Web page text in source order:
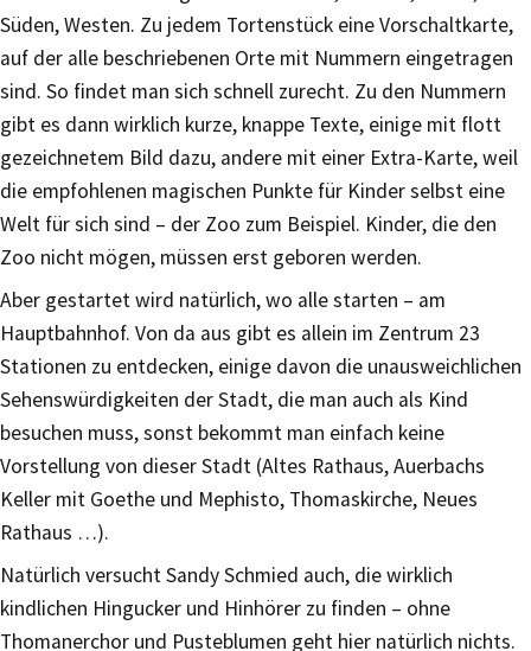
Süden, Westen. Zu jedem Tortenstück eine Vorschaltkarte,
auf der alle beschriebenen Orte mit Nummern eingetragen
sind. So findet man sich schnell zurecht. Zu den Nummern
gibt es dann wirklich kurze, knappe Texte, einige mit flott
gezeichnetem Bild dazu, andere mit einer Extra-Karte, weil
die empfohlenen magischen Punkte für Kinder selbst eine
Welt für sich sind – der Zoo zum Beispiel. Kinder, die den
Zoo nicht mögen, müssen erst geboren werden.
Aber gestartet wird natürlich, wo alle starten – am
Hauptbahnhof. Von da aus gibt es allein im Zentrum 23
Stationen zu entdecken, einige davon die unausweichlichen
Sehenswürdigkeiten der Stadt, die man auch als Kind
besuchen muss, sonst bekommt man einfach keine
Vorstellung von dieser Stadt (Altes Rathaus, Auerbachs
Keller mit Goethe und Mephisto, Thomaskirche, Neues
Rathaus …).
Natürlich versucht Sandy Schmied auch, die wirklich
kindlichen Hingucker und Hinhörer zu finden – ohne
Thomanerchor und Pusteblumen geht hier natürlich nichts.